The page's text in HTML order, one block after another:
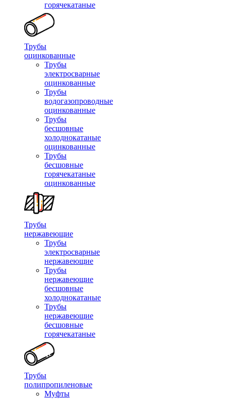
горячекатаные
Трубы
оцинкованные
Трубы
электросварные
оцинкованные
Трубы
водогазопроводные
оцинкованные
Трубы
бесшовные
холоднокатаные
оцинкованные
Трубы
бесшовные
горячекатаные
оцинкованные
Трубы
нержавеющие
Трубы
электросварные
нержавеющие
Трубы
нержавеющие
бесшовные
холоднокатаные
Трубы
нержавеющие
бесшовные
горячекатаные
Трубы
полипропиленовые
Муфты